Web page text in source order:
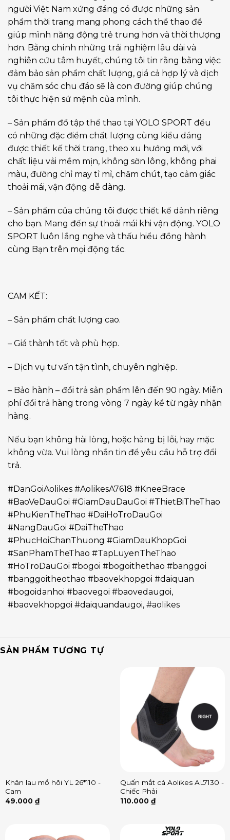
người Việt Nam xứng đáng có được những sản
phẩm thời trang mang phong cách thể thao để
giúp mình năng động trẻ trung hơn và thời thượng
hơn. Bằng chính những trải nghiệm lâu dài và
nghiên cứu tâm huyết, chúng tôi tin rằng bằng việc
đảm bảo sản phẩm chất lượng, giá cả hợp lý và dịch
vụ chăm sóc chu đáo sẽ là con đường giúp chúng
tôi thực hiện sứ mệnh của mình.
– Sản phẩm đồ tập thể thao tại YOLO SPORT đều
có những đặc điểm chất lượng cùng kiểu dáng
được thiết kế thời trang, theo xu hướng mới, với
chất liệu vải mềm mịn, không sờn lông, không phai
màu, đường chỉ may tỉ mỉ, chăm chút, tạo cảm giác
thoải mái, vận động dễ dàng.
– Sản phẩm của chúng tôi được thiết kế dành riêng
cho bạn. Mang đến sự thoải mái khi vận động. YOLO
SPORT luôn lắng nghe và thấu hiểu đồng hành
cùng Bạn trên mọi động tác.
CAM KẾT:
– Sản phẩm chất lượng cao.
– Giá thành tốt và phù hợp.
– Dịch vụ tư vấn tận tình, chuyên nghiệp.
– Bảo hành – đổi trả sản phẩm lên đến 90 ngày. Miễn
phí đổi trả hàng trong vòng 7 ngày kể từ ngày nhận
hàng.
Nếu bạn không hài lòng, hoặc hàng bị lỗi, hay mặc
không vừa. Vui lòng nhắn tin để yêu cầu hỗ trợ đổi
trả.
#DanGoiAolikes #AolikesA7618 #KneeBrace
#BaoVeDauGoi #GiamDauDauGoi #ThietBiTheThao
#PhuKienTheThao #DaiHoTroDauGoi
#NangDauGoi #DaiTheThao
#PhucHoiChanThuong #GiamDauKhopGoi
#SanPhamTheThao #TapLuyenTheThao
#HoTroDauGoi #bogoi #bogoithethao #banggoi
#banggoitheothao #baovekhopgoi #daiquan
#bogoidanhoi #baovegoi #baovedaugoi,
#baovekhopgoi #daiquandaugoi, #aolikes
SẢN PHẨM TƯƠNG TỰ
Khăn lau mồ hôi YL 26*110 -
Cam
49.000 ₫
Quấn mắt cá Aolikes AL7130 -
Chiếc Phải
110.000 ₫